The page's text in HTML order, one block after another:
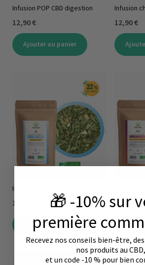
Infusion POP CBD digestion
12,90 €
Ajouter au panier
Infusion
12,90 €
Infusion POP CBD COOL & RELAX
12,90 €
Ajouter au panier
Infusion
12,90 €
🎁 -10% sur
première
Recevez nos conseils bien-être,
nos produits au CBD,
et un code -10 % pour bien